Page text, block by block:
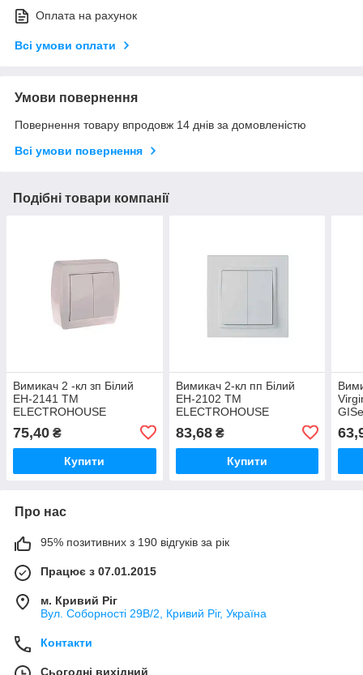
Оплата на рахунок
Всі умови оплати
Умови повернення
Повернення товару впродовж 14 днів за домовленістю
Всі умови повернення
Подібні товари компанії
Вимикач 2 -кл зп Білий
ЕН-2141 ТМ
ELECTROHOUSE
75,40 ₴
Купити
Вимикач 2-кл пп Білий
ЕН-2102 ТМ
ELECTROHOUSE
83,68₴
Купити
Про нас
95% позитивних з 190 відгуків за рік
Працює з 07.01.2015
м. Кривий Ріг
Вул. Соборності 29В/2, Кривий Ріг, Україна
Контакти
Сьогодні вихідний